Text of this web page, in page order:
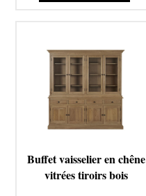
Buffet vaisselier en chêne
vitrées tiroirs bois